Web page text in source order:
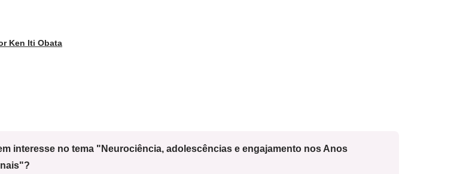
Ken Iti Obata
interesse no tema "Neurociência, adolescências e engajamento nos Anos